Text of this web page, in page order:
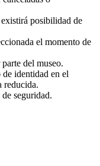
posibilidad de
el momento de
del museo.
identidad en el
reducida.
seguridad.